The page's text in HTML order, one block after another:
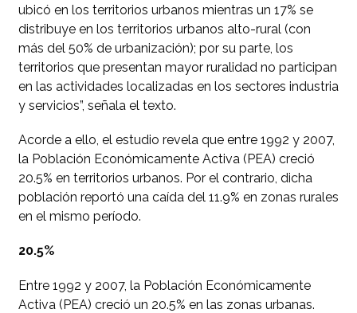
ubicó en los territorios urbanos mientras un 17% se
distribuye en los territorios urbanos alto-rural (con
más del 50% de urbanización); por su parte, los
territorios que presentan mayor ruralidad no participan
en las actividades localizadas en los sectores industria
y servicios”, señala el texto.
Acorde a ello, el estudio revela que entre 1992 y 2007,
la Población Económicamente Activa (PEA) creció
20.5% en territorios urbanos. Por el contrario, dicha
población reportó una caída del 11.9% en zonas rurales
en el mismo período.
20.5%
Entre 1992 y 2007, la Población Económicamente
Activa (PEA) creció un 20.5% en las zonas urbanas.